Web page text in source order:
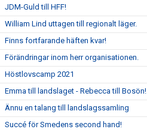
JDM-Guld till HFF!
William Lind uttagen till regionalt läger.
Finns fortfarande häften kvar!
Förändringar inom herr organisationen.
Höstlovscamp 2021
Emma till landslaget - Rebecca till Bosön!
Ännu en talang till landslagssamling
Succé för Smedens second hand!